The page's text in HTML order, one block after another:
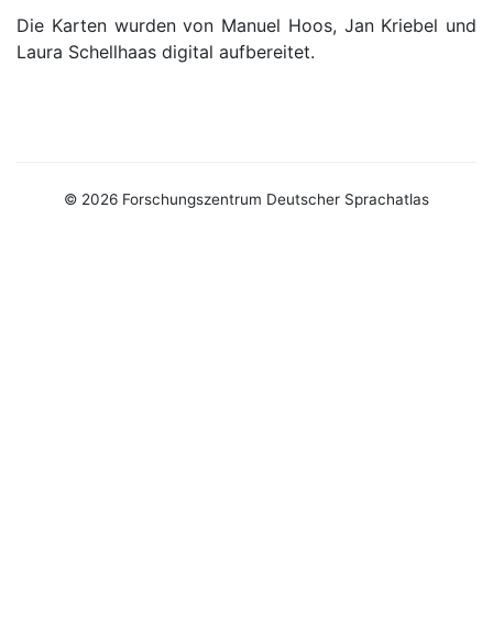
Die Karten wurden von Manuel Hoos, Jan Kriebel und
Laura Schellhaas digital aufbereitet.
© 2026 Forschungszentrum Deutscher Sprachatlas